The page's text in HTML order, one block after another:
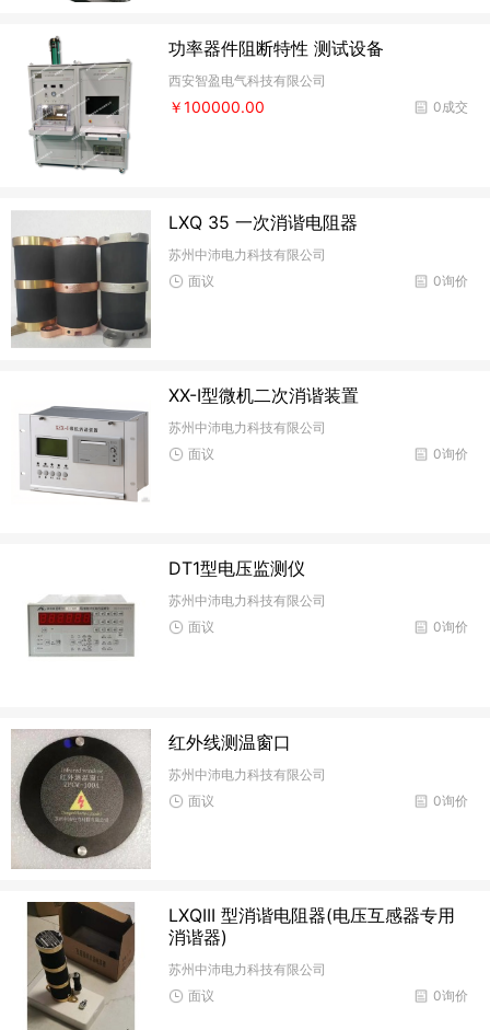
功率器件阻断特性 测试设备
西安智盈电气科技有限公司
0成交
￥100000.00
LXQ 35 一次消谐电阻器
苏州中沛电力科技有限公司
0询价
面议
XX-I型微机二次消谐装置
苏州中沛电力科技有限公司
0询价
面议
DT1型电压监测仪
苏州中沛电力科技有限公司
0询价
面议
红外线测温窗口
苏州中沛电力科技有限公司
0询价
面议
LXQIII 型消谐电阻器(电压互感器专用
消谐器)
苏州中沛电力科技有限公司
0询价
面议